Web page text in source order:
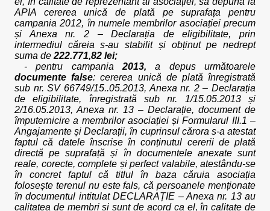
APIA cererea unică de plată pe suprafața pentru
campania 2012, în numele membrilor asociației precum
și Anexa nr. 2 – Declarația de eligibilitate, prin
intermediul căreia s-au stabilit și obținut pe nedrept
suma de 222.771,82 lei;
- pentru campania 2013, a depus următoarele
documente false: cererea unică de plată înregistrată
sub nr. SV 66749/15..05.2013, Anexa nr. 2 – Declarația
de eligibilitate, înregistrată sub nr. 1/15.05.2013 și
2/16.05.2013, Anexa nr. 13 – Declarație, document de
împuternicire a membrilor asociației și Formularul III.1 –
Angajamente și Declarații, în cuprinsul cărora s-a atestat
faptul că datele înscrise în conținutul cererii de plată
directă pe suprafață și în documentele anexate sunt
reale, corecte, complete și perfect valabile, atestându-se
în concret faptul că titlul în baza căruia asociația
folosește terenul nu este fals, că persoanele menționate
în documentul intitulat DECLARAȚIE – Anexa nr. 13 au
calitatea de membri și sunt de acord ca el, în calitate de